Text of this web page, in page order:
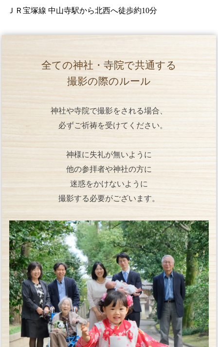
ＪＲ宝塚線 中山寺駅から北西へ徒歩約10分
全ての神社・寺院で共通する
撮影の際のルール
神社や寺院で撮影をされる場合、
必ずご祈祷を受けてください。
神様に失礼が無いように
他の参拝者や神社の方に
迷惑をかけないように
撮影する必要がございます。